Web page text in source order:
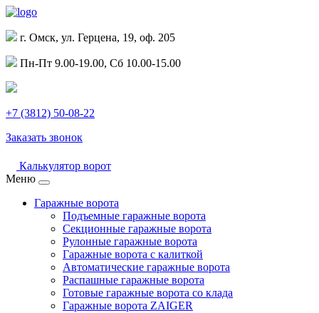
г. Омск, ул. Герцена, 19, оф. 205
Пн-Пт 9.00-19.00, Сб 10.00-15.00
+7 (3812) 50-08-22
Заказать звонок
Калькулятор ворот
Меню
Гаражные ворота
Подъемные гаражные ворота
Секционные гаражные ворота
Рулонные гаражные ворота
Гаражные ворота с калиткой
Автоматические гаражные ворота
Распашные гаражные ворота
Готовые гаражные ворота со клада
Гаражные ворота ZAIGER